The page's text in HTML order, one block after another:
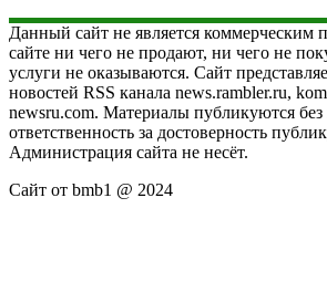
Данный сайт не является коммерческим
сайте ни чего не продают, ни чего не
услуги не оказываются. Сайт
новостей RSS канала news.rambler.ru,
newsru.com. Материалы публикуются без
ответственность за достоверность
Администрация сайта не несёт.
Сайт от bmb1 @ 2024